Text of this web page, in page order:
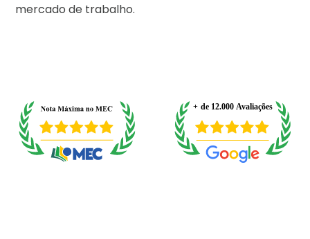
mercado de trabalho.